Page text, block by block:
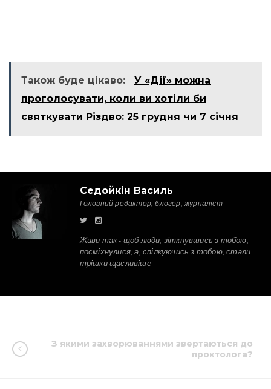
Також буде цікаво:
У «Дії» можна
проголосувати, коли ви хотіли би
святкувати Різдво: 25 грудня чи 7 січня
Седойкін Василь
Головний редактор, блогер, журналіст
Живи так - щоб люди, зіткнувшись з тобою,
посміхнулися, а, спілкуючись з тобою, стали
трішки щасливіше
З якими захворюваннями звертаються до
проктолога?